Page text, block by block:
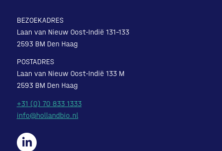
BEZOEKADRES
Laan van Nieuw Oost-Indië 131-133
2593 BM Den Haag
POSTADRES
Laan van Nieuw Oost-Indië 133 M
2593 BM Den Haag
+31 (0) 70 833 1333
info@hollandbio.nl